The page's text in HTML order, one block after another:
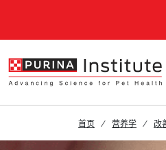
首页 营养学 改